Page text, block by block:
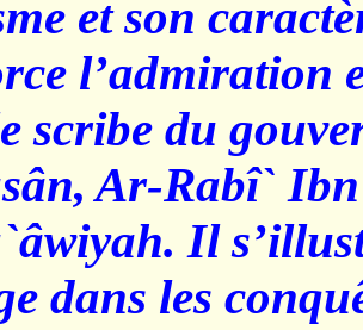
et son
l’admiration
scribe du
Ar-Rabî` Ibn
Il
dans les